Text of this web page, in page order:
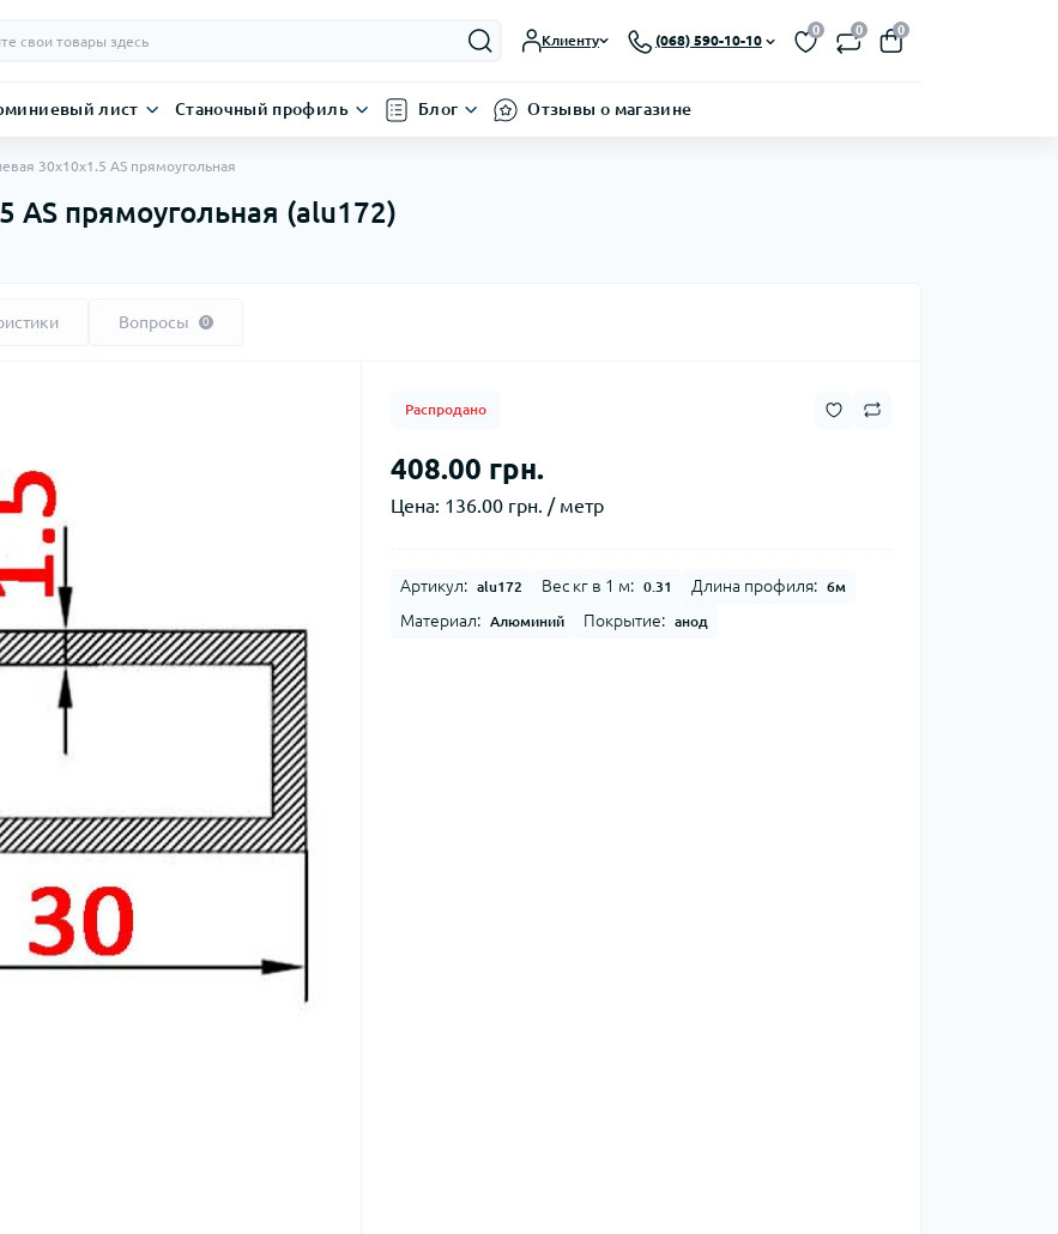
Клиенту (068) 590-10-10
0 0 0
лист Станочный профиль Блог Отзывы о магазине
30х10х1.5 AS прямоугольная
прямоугольная (alu172)
Вопросы 0
Распродано
408.00 грн.
Цена: 136.00 грн. / метр
Артикул: alu172 Вес кг в 1 м: 0.31 Длина профиля: 6м
Материал: Алюминий Покрытие: анод